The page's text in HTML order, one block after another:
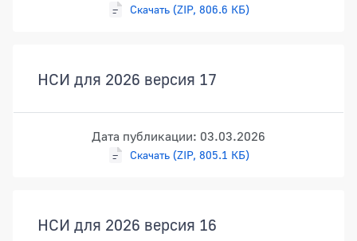
Скачать (ZIP, 806.6 КБ)
НСИ для 2026 версия 17
Дата публикации: 03.03.2026
Скачать (ZIP, 805.1 КБ)
НСИ для 2026 версия 16